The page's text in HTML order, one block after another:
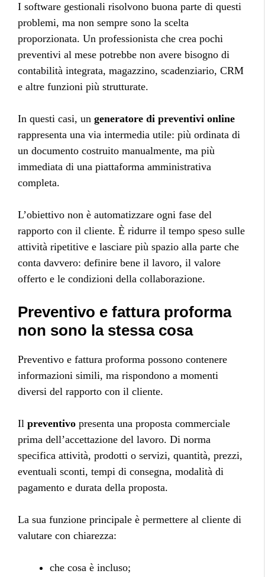
I software gestionali risolvono buona parte di questi
problemi, ma non sempre sono la scelta
proporzionata. Un professionista che crea pochi
preventivi al mese potrebbe non avere bisogno di
contabilità integrata, magazzino, scadenziario, CRM
e altre funzioni più strutturate.
In questi casi, un generatore di preventivi online
rappresenta una via intermedia utile: più ordinata di
un documento costruito manualmente, ma più
immediata di una piattaforma amministrativa
completa.
L’obiettivo non è automatizzare ogni fase del
rapporto con il cliente. È ridurre il tempo speso sulle
attività ripetitive e lasciare più spazio alla parte che
conta davvero: definire bene il lavoro, il valore
offerto e le condizioni della collaborazione.
Preventivo e fattura proforma
non sono la stessa cosa
Preventivo e fattura proforma possono contenere
informazioni simili, ma rispondono a momenti
diversi del rapporto con il cliente.
Il preventivo presenta una proposta commerciale
prima dell’accettazione del lavoro. Di norma
specifica attività, prodotti o servizi, quantità, prezzi,
eventuali sconti, tempi di consegna, modalità di
pagamento e durata della proposta.
La sua funzione principale è permettere al cliente di
valutare con chiarezza:
che cosa è incluso;